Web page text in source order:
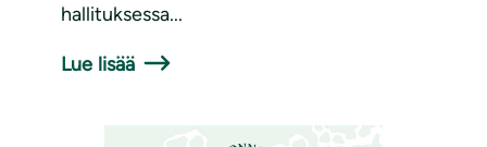
hallituksessa...
Lue lisää